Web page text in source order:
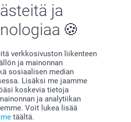
ja
verkkosivuston liikenteen
ja mainonnan
sosiaalisen median
Lisäksi me jaamme
koskevia tietoja
ja analytiikan
Voit lukea lisää
täältä.
tilauksista